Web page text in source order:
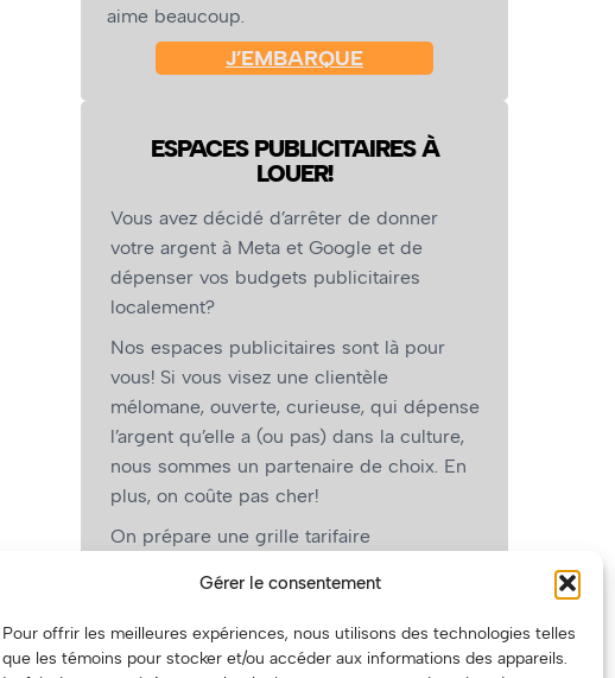
Gérer le consentement
Pour offrir les meilleures expériences, nous utilisons des technologies telles
que les témoins pour stocker et/ou accéder aux informations des appareils.
aime beaucoup.
J’EMBARQUE
ESPACES PUBLICITAIRES À
LOUER!
Vous avez décidé d’arrêter de donner
votre argent à Meta et Google et de
dépenser vos budgets publicitaires
localement?
Nos espaces publicitaires sont là pour
vous! Si vous visez une clientèle
mélomane, ouverte, curieuse, qui dépense
l’argent qu’elle a (ou pas) dans la culture,
nous sommes un partenaire de choix. En
plus, on coûte pas cher!
On prépare une grille tarifaire
vous, les artistes!)